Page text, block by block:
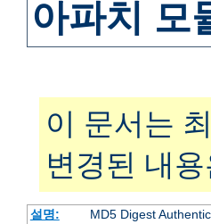
아파치
이 문서는
변경된 내
설명:
MD5 Digest